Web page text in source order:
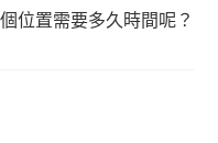
位置需要多久時間呢？